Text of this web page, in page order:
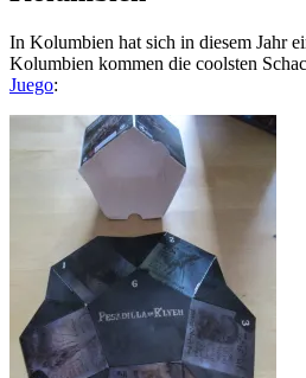
In Kolumbien hat sich in diesem Jahr
Kolumbien kommen die coolsten
Juego: